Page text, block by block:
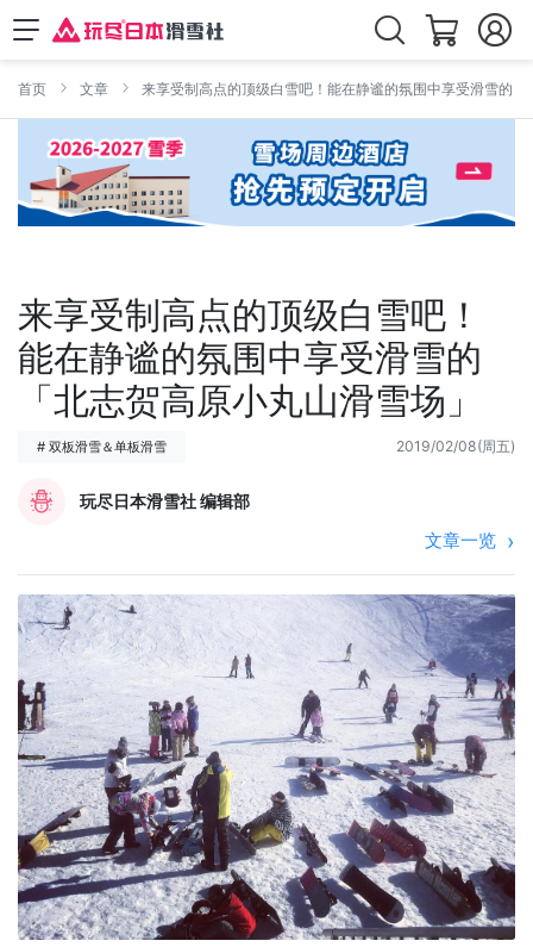
首页 文章 来享受制高点的顶级白雪吧！能在静谧的氛围中享受滑雪的
来享受制高点的顶级白雪吧！
能在静谧的氛围中享受滑雪的
「北志贺高原小丸山滑雪场」
# 双板滑雪＆单板滑雪 2019/02/08(周五)
玩尽日本滑雪社 编辑部
文章一览